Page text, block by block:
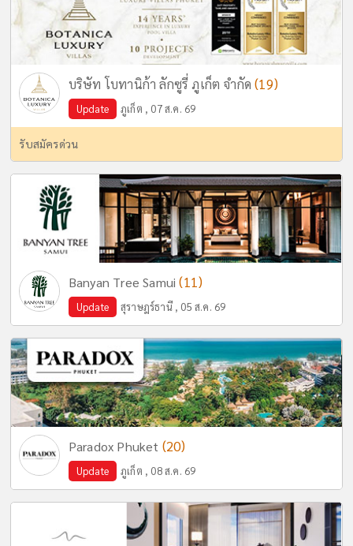
บริษัท โบทานิก้า ลักซูรี่ ภูเก็ต จำกัด(19)
Update ภูเก็ต , 07 ส.ค. 69
รับสมัครด่วน
Banyan Tree Samui(11)
Update สุราษฎร์ธานี , 05 ส.ค. 69
Paradox Phuket (20)
Update ภูเก็ต , 08 ส.ค. 69